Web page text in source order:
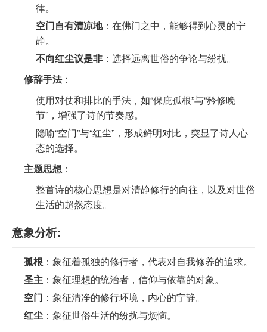
律。
空门自有清凉地：在佛门之中，能够得到心灵的宁
静。
不向红尘议是非 ：选择远离世俗的争论与纷扰。
修辞手法：
使用对仗和排比的手法，如“保庇孤根”与“矜修晚
节”，增强了诗的节奏感。
隐喻“空门”与“红尘”，形成鲜明对比，突显了诗人心
态的选择。
主题思想 ：
整首诗的核心思想是对清静修行的向往，以及对世俗
生活的超然态度。
意象分析:
孤根 ：象征着孤独的修行者，代表对自我修养的追求。
圣主 ：象征理想的统治者，信仰与依靠的对象。
空门 ：象征清净的修行环境，内心的宁静。
红尘 ：象征世俗生活的纷扰与烦恼。